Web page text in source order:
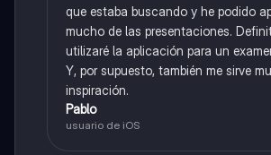
que estaba buscando y he podido
mucho de las presentaciones.
utilizaré la aplicación para un
Y, por supuesto, también me sirve
inspiración.
Pablo
usuario de iOS